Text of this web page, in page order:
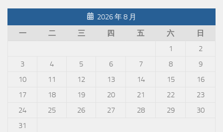
2026 年 8 月
一
二 三 四 五 六
日
1
2
3
4 5 6 7 8
9
10
11 12 13 14 15
16
17
18 19 20 21 22
23
24
25 26 27 28 29
30
31